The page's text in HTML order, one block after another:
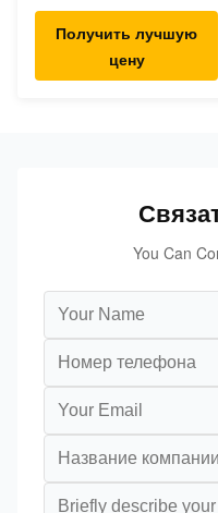
линия штранг-
прессования винта
для ТПЭ ТПР ТПУ
Получить лучшую
цену
You Can